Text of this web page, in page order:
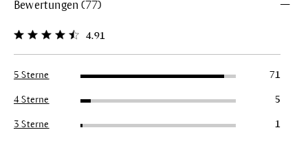
Bewertungen (77)
Durchschnittliche Bewertung von 4.9 von 5 Sternen
4.91
5 Sterne 71
4 Sterne 5
3 Sterne 1